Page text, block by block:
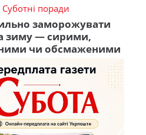
Суботні поради
заморожувати
зиму — сирими,
чи обсмаженими